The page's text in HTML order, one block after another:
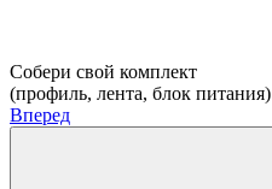
Собери свой комплект
(профиль, лента, блок питания)
Вперед